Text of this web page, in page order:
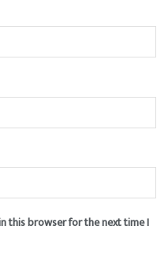
this browser for the next time I